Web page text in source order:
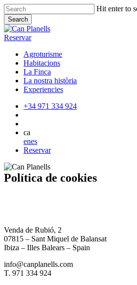
Skip
to
main
content
Hit enter to
Search
Close
Search
Reservar
Agroturisme
Habitacions
La Finca
La nostra història
Experiencies
+34 971 334 924
ca
enes
Reservar
Política de cookies
Venda de Rubió, 2
07815 – Sant Miquel de Balansat
Ibiza – Illes Balears – Spain
info@canplanells.com
T. 971 334 924